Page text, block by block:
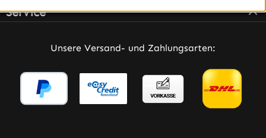
Service
Unsere Versand- und Zahlungsarten: